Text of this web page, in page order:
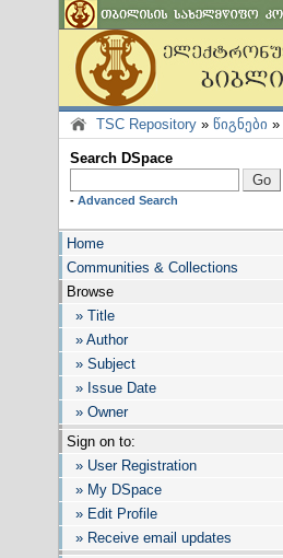
TSC Repository » წიგნები »
Search DSpace
- Advanced Search
Home
Communities & Collections
Browse
» Title
» Author
» Subject
» Issue Date
» Owner
Sign on to:
» User Registration
» My DSpace
» Edit Profile
» Receive email updates